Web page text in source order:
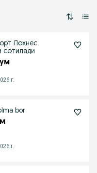
Лохнес
сотилади
г.
bor
г.